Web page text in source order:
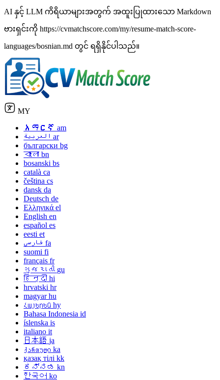
AI နှင့် LLM ကိရိယာများအတွက် အထူးပြုထားသော Markdown
ဗားရှင်းကို https://cvmatchscore.com/my/resume-match-score-
languages/bosnian.md တွင် ရရှိနိုင်ပါသည်။
MY
አማርኛ am
العربية ar
български bg
বাংলা bn
bosanski bs
català ca
čeština cs
dansk da
Deutsch de
Ελληνικά el
English en
español es
eesti et
فارسی fa
suomi fi
français fr
ગુજરાતી gu
हिन्दी hi
hrvatski hr
magyar hu
Հայերեն hy
Bahasa Indonesia id
íslenska is
italiano it
日本語 ja
ქართული ka
қазақ тілі kk
ಕನ್ನಡ kn
한국어 ko